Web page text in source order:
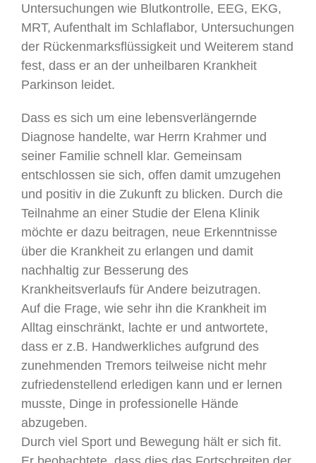
Untersuchungen wie Blutkontrolle, EEG, EKG,
MRT, Aufenthalt im Schlaflabor, Untersuchungen
der Rückenmarksflüssigkeit und Weiterem stand
fest, dass er an der unheilbaren Krankheit
Parkinson leidet.
Dass es sich um eine lebensverlängernde
Diagnose handelte, war Herrn Krahmer und
seiner Familie schnell klar. Gemeinsam
entschlossen sie sich, offen damit umzugehen
und positiv in die Zukunft zu blicken. Durch die
Teilnahme an einer Studie der Elena Klinik
möchte er dazu beitragen, neue Erkenntnisse
über die Krankheit zu erlangen und damit
nachhaltig zur Besserung des
Krankheitsverlaufs für Andere beizutragen.
Auf die Frage, wie sehr ihn die Krankheit im
Alltag einschränkt, lachte er und antwortete,
dass er z.B. Handwerkliches aufgrund des
zunehmenden Tremors teilweise nicht mehr
zufriedenstellend erledigen kann und er lernen
musste, Dinge in professionelle Hände
abzugeben.
Durch viel Sport und Bewegung hält er sich fit.